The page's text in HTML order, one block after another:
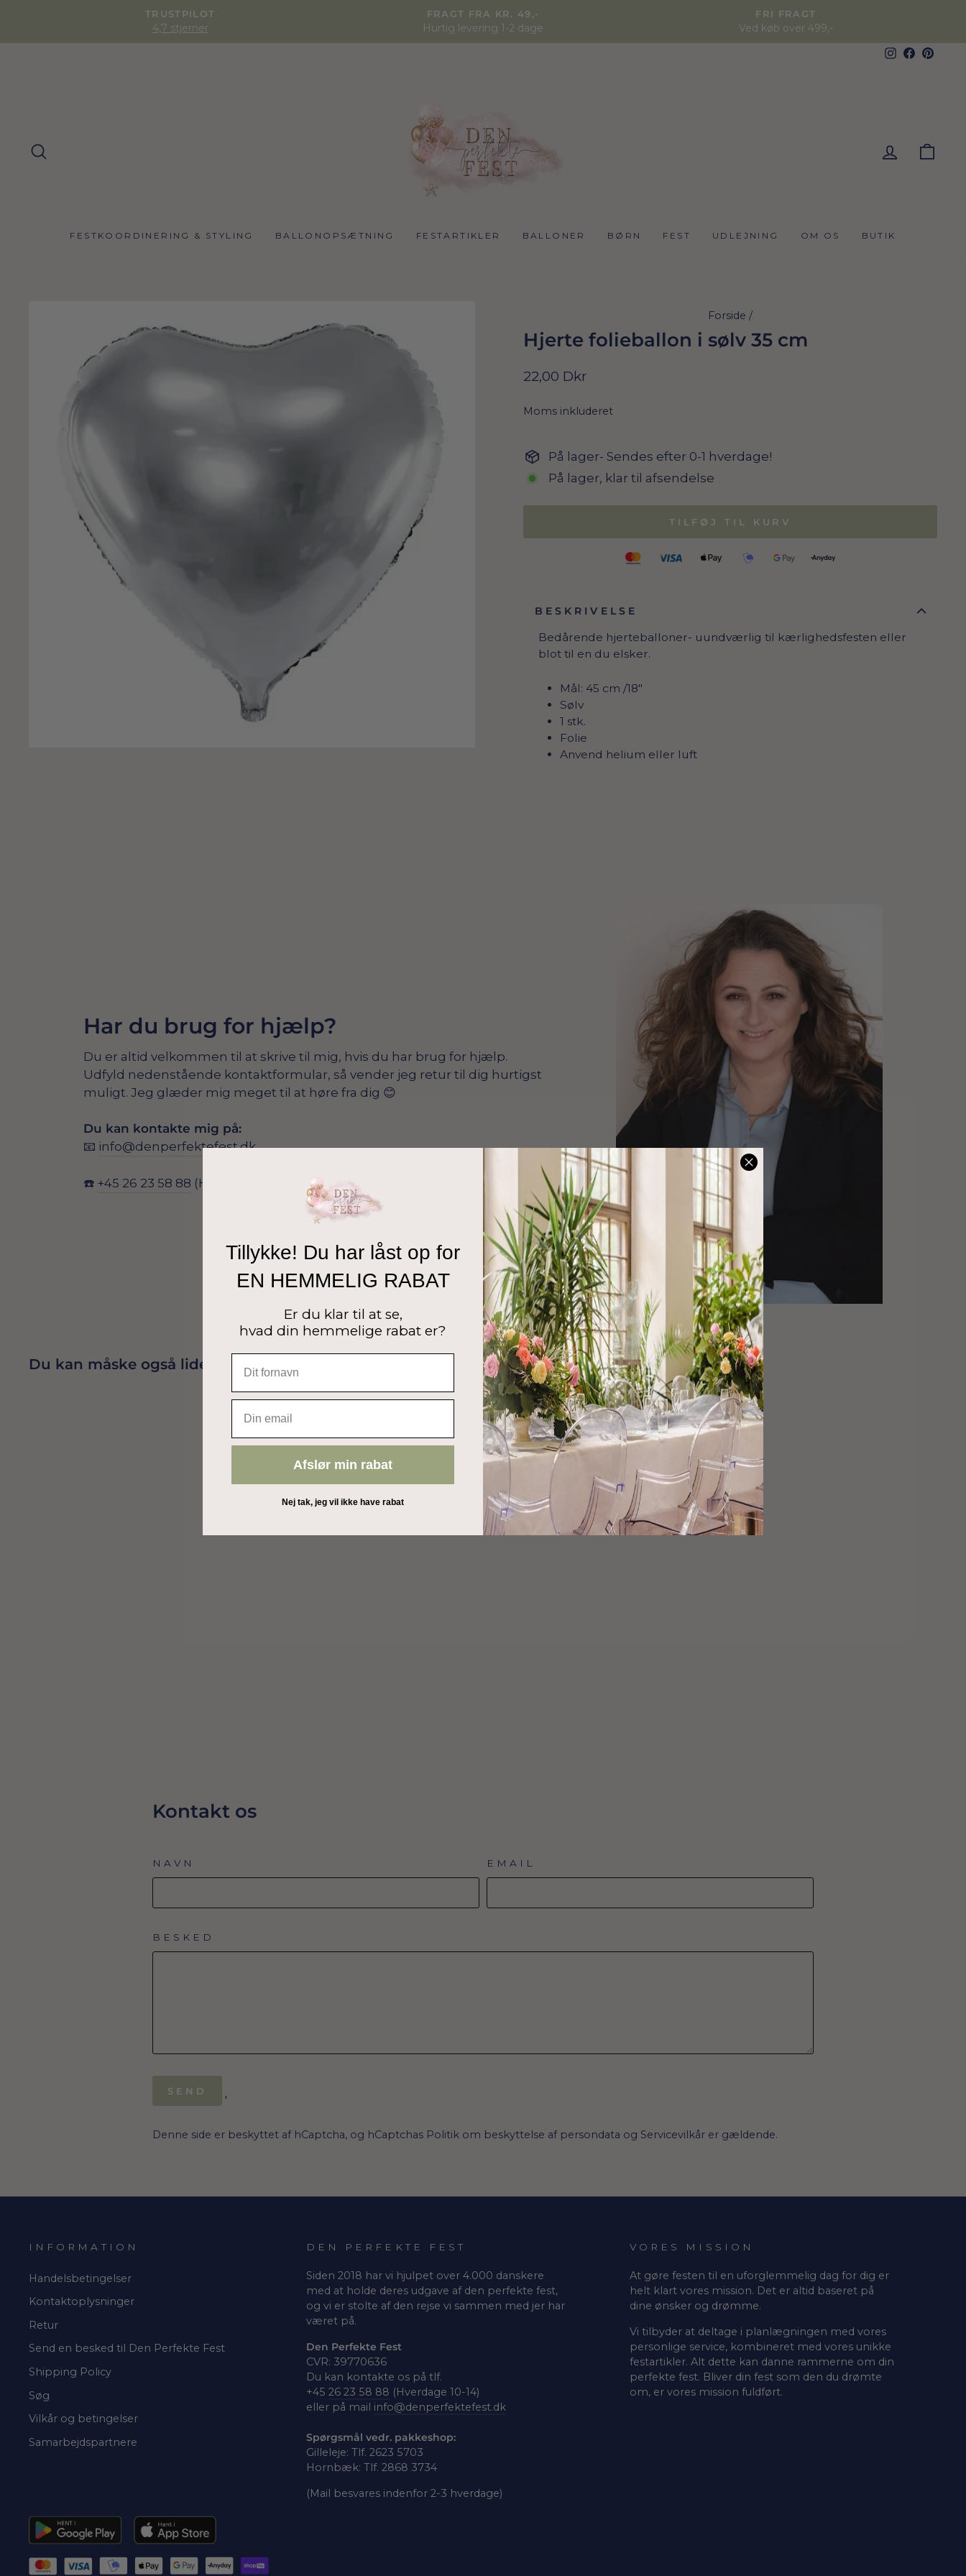
TRUSTPILOT
4,7 stjerner
FRAGT FRA KR. 49,-
Hurtig levering 1-2 dage
FRI FRAGT
Ved køb over 499,-
Instagram
FESTKOORDINERING & STYLING BALLONOPSÆTNING FESTARTIKLER BALLONER BØRN FEST UDLEJNING OM OS BUTIK
Forside /
Hjerte folieballon i sølv 35 cm
Normal
22,00 Dkr
Moms inkluderet
På lager- Sendes efter 0-1 hverdage!
På lager, klar til afsendelse
TILFØJ TIL KURV
BESKRIVELSE
Bedårende hjerteballoner- uundværlig til kærlighedsfesten eller
blot til en du elsker.
Mål: 45 cm /18"
Sølv
1 stk.
Folie
Anvend helium eller luft
Har du brug for hjælp?
Du er altid velkommen til at skrive til mig, hvis du har brug for hjælp.
Udfyld nedenstående kontaktformular, så vender jeg retur til dig hurtigst
muligt. Jeg glæder mig meget til at høre fra dig 😊
Du kan kontakte mig på:
📧 info@denperfektefest.dk
☎️ +45 26 23 58 88 (Hverdage 10-14)
Du kan måske også lide
Kontakt os
NAVN EMAIL
BESKED
SEND
'
Denne side er beskyttet af hCaptcha, og hCaptchas Politik om beskyttelse af persondata og Servicevilkår er gældende.
INFORMATION
Handelsbetingelser
Kontaktoplysninger
Retur
Send en besked til Den Perfekte Fest
Shipping Policy
Søg
Vilkår og betingelser
Samarbejdspartnere
DEN PERFEKTE FEST
Siden 2018 har vi hjulpet over 4.000 danskere
med at holde deres udgave af den perfekte fest,
og vi er stolte af den rejse vi sammen med jer har
været på.
Den Perfekte Fest
CVR: 39770636
Du kan kontakte os på tlf.
+45 26 23 58 88 (Hverdage 10-14)
eller på mail info@denperfektefest.dk
Spørgsmål vedr. pakkeshop:
Gilleleje: Tlf. 2623 5703
Hornbæk: Tlf. 2868 3734
(Mail besvares indenfor 2-3 hverdage)
VORES MISSION
At gøre festen til en uforglemmelig dag for dig er
helt klart vores mission. Det er altid baseret på
dine ønsker og drømme.
Vi tilbyder at deltage i planlægningen med vores
personlige service, kombineret med vores unikke
festartikler. Alt dette kan danne rammerne om din
perfekte fest. Bliver din fest som den du drømte
om, er vores mission fuldført.
Tillykke! Du har låst op for
EN HEMMELIG RABAT
Er du klar til at se,
hvad din hemmelige rabat er?
Afslør min rabat
Nej tak, jeg vil ikke have rabat